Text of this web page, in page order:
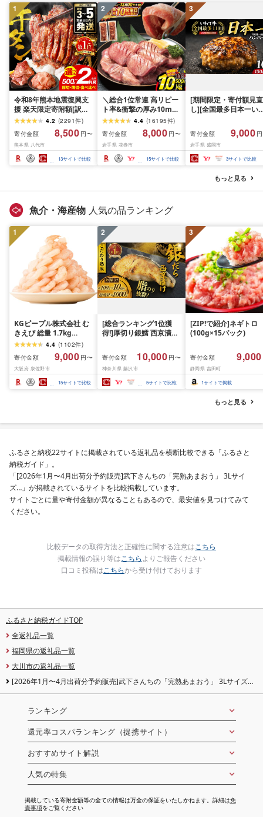
1
令和8年熊本地震復興支
援 楽天限定寄附額[訳あ
り]牛タン 500g〜2kg 肉
牛肉 訳あり 牛タン 冷凍
小分け 厚切り 薄切り 食
べ比べ 500g 1kg 1.5kg
2kg 牛 人気 ビーフ 牛た
ん ふるさと納税 ランキ
4.2 (2291件)
寄付金額
8,500 円〜
熊本県 八代市
13サイトで比較
2
＼総合1位常連 高リピー
ト率&衝撃の厚み10mm
厚切り牛タン 塩味/ ≪ス
ピード発送!!10営業日以
内発送≫ 選べる内容量
500g / 1kg 定期便 毎月
届く 牛肉 肉 BBQ ふるさ
と 人気 ランキング 岩手
4.4 (16195件)
寄付金額
8,000 円〜
岩手県 花巻市
15サイトで比較
3
[期間限定・寄付額見直
し][全国最多日本一い
1.5kg(150g×10個) い
て牛 × 岩中豚 ハンバー
グ 合挽き 合い挽き 黒
和牛 人気 冷凍 個包装
分け 冷凍 牛肉 豚肉 和
ビーフ ポーク はんば
ぐ 挽肉 お肉 ミンチ 肉
お弁当 hannba-gu ラ
寄付金額 9,000
岩手県 盛岡市
3サイトで比較
もっと見る
魚介・海産物 人気の品ランキング
1
KGピープル株式会社 む
きえび 総量 1.7kg
(850g×2P) 特大 5Lサイ
ズ バナメイエビ バラ凍
結 下処理不要 サイズ不
揃い 訳あり
4.4 (1102件)
寄付金額
9,000 円〜
大阪府 泉佐野市
15サイトで比較
2
[総合ランキング1位獲
得!]厚切り銀鱈 西京漬け
約 1,000g (約 100g × 10
切) 西京味噌 西京みそ 味
噌漬け みそ 味噌 鮮魚 魚
介 銀だら 銀ダラ ギンダ
ラ ぎんだら 鱈 タラ 魚
礼品 おかず おつまみ お
南 藤沢
寄付金額 10,000 円〜
神奈川県 藤沢市
5サイトで比較
3
[ZIP!で紹介]ネギトロ
(100g×15パック)
寄付金額 9,000
静岡県 吉田町
1サイトで掲載
もっと見る
ふるさと納税22サイトに掲載されている返礼品を横断比較できる「ふるさと
納税ガイド」。
「[2026年1月〜4月出荷分予約販売]武下さんちの「完熟あまおう」 3Lサイ
ズ…」が掲載されているサイトを比較掲載しています。
サイトごとに量や寄付金額が異なることもあるので、最安値を見つけてみて
ください。
比較データの取得方法と正確性に関する注意はこちら
掲載情報の誤り等はこちらよりご報告ください
口コミ投稿はこちらから受け付けております
ふるさと納税ガイドTOP
全返礼品一覧
福岡県の返礼品一覧
大川市の返礼品一覧
[2026年1月〜4月出荷分予約販売]武下さんちの「完熟あまおう」 3Lサイズ
川市 AA068]ランキング
還元率コスパランキング（提携サイト）
おすすめサイト解説
人気の特集
掲載している寄附金額等の全ての情報は万全の保証をいたしかねます。詳細は免
責事項をご覧ください